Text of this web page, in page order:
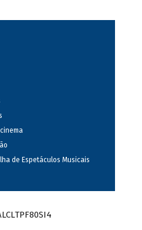
de Espetáculos Musicais